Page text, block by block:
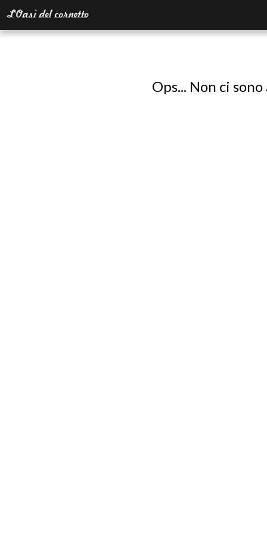
Ops... Non ci